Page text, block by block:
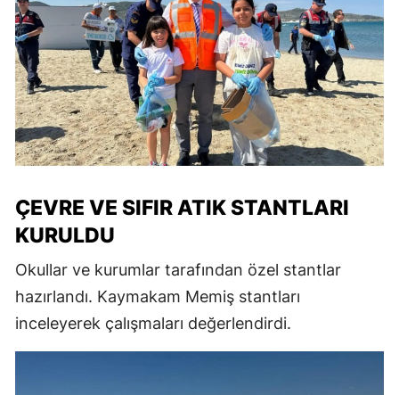
ÇEVRE VE SIFIR ATIK STANTLARI
KURULDU
Okullar ve kurumlar tarafından özel stantlar
hazırlandı. Kaymakam Memiş stantları
inceleyerek çalışmaları değerlendirdi.